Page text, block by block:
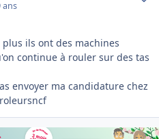
ans
ils ont des machines
continue à rouler sur des tas
envoyer ma candidature chez